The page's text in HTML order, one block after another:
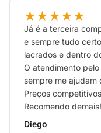
Modo semiportátil:
para posicionar a
Con™ incluídos
mesmo sem uma TV.
★★★★★
Já é a terceira
e sempre tudo
lacrados e dentro
O atendimento
sempre me
Preços
Recomendo demais!
Diego